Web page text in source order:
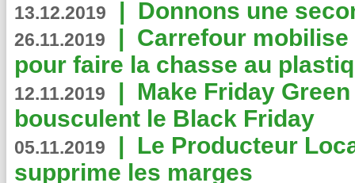
13.12.2019 | Donnons une
26.11.2019 | Carrefour
pour faire la chasse au
12.11.2019 | Make Friday
bousculent le Black Friday
05.11.2019 | Le Producteur
supprime les marges